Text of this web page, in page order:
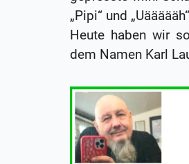
„Pipi“ und
Heute haben wir
dem Namen Karl